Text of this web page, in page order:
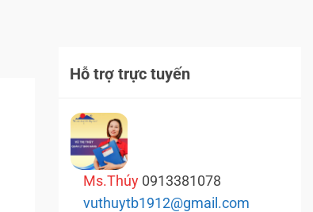
Hỗ trợ trực tuyến
Ms.Thúy 0913381078
vuthuytb1912@gmail.com